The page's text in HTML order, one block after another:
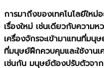
การมาถึงของเทคโนโลยีให
เรื่องใหม่ เช่นเดียวกับความ
เครื่องจักรจะเข้ามาแทนที่ม
ที่มนุษย์ฝึกควบคุมและใช้งาน
เช่นกัน มนุษย์ต้องปรับตัวจาก